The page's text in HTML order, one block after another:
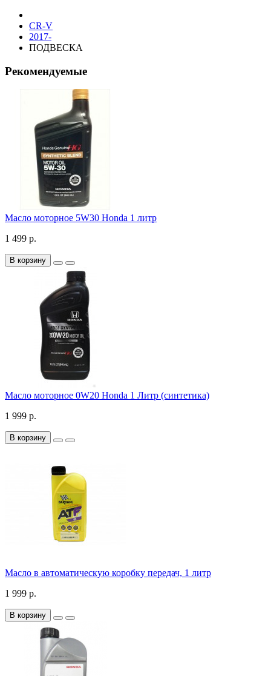
CR-V
2017-
ПОДВЕСКА
Рекомендуемые
Масло моторное 5W30 Honda 1 литр
1 499 р.
В корзину
Масло моторное 0W20 Honda 1 Литр (синтетика)
1 999 р.
В корзину
Масло в автоматическую коробку передач, 1 литр
1 999 р.
В корзину